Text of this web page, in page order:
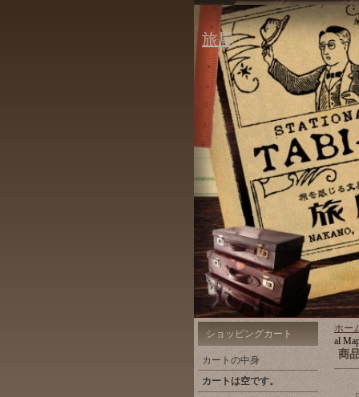
旅屋
ショッピングカート
カートの中身
カートは空です。
ホー
al
商